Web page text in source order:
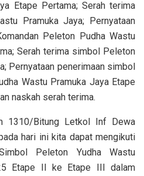
Etape Pertama; Serah terima
Pramuka Jaya; Pernyataan
Peleton Pudha Wastu
Serah terima simbol Peleton
Pernyataan penerimaan simbol
Wastu Pramuka Jaya Etape
naskah serah terima.
1310/Bitung Letkol Inf Dewa
hari ini kita dapat mengikuti
Peleton Yudha Wastu
Etape II ke Etape III dalam